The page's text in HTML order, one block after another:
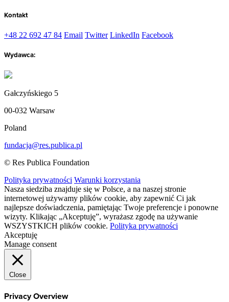
Kontakt
+48 22 692 47 84 Email Twitter LinkedIn Facebook
Wydawca:
Gałczyńskiego 5
00-032 Warsaw
Poland
fundacja@res.publica.pl
© Res Publica Foundation
Polityka prywatności Warunki korzystania
Nasza siedziba znajduje się w Polsce, a na naszej stronie
internetowej używamy plików cookie, aby zapewnić Ci jak
najlepsze doświadczenia, pamiętając Twoje preferencje i ponowne
wizyty. Klikając „Akceptuję”, wyrażasz zgodę na używanie
WSZYSTKICH plików cookie. Polityka prywatności
Akceptuję
Manage consent
Close
Privacy Overview